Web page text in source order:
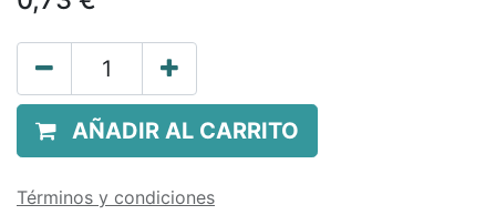
AÑADIR AL CARRITO
Términos y condiciones